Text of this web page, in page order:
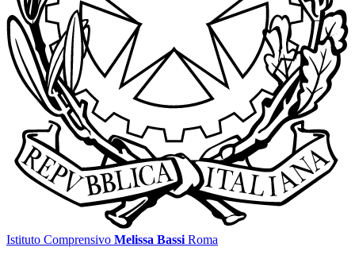
Istituto Comprensivo Melissa Bassi Roma